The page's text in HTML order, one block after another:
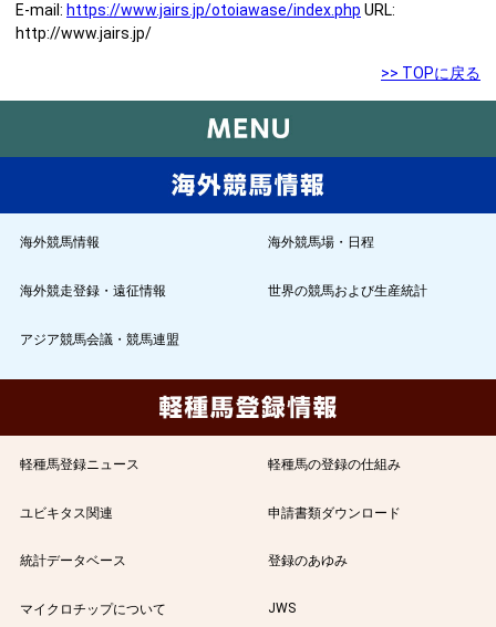
E-mail: https://www.jairs.jp/otoiawase/index.php URL:
http://www.jairs.jp/
>> TOPに戻る
海外競馬情報 海外競馬場・日程
海外競走登録・遠征情報 世界の競馬および生産統計
アジア競馬会議・競馬連盟
軽種馬登録ニュース 軽種馬の登録の仕組み
ユビキタス関連 申請書類ダウンロード
統計データベース 登録のあゆみ
マイクロチップについて JWS